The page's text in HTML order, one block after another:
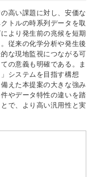
高い課題に対し、安価な
トルの時系列データを取
より発生前の兆候を短期
従来の化学分析や発生後
な現地監視につながる可
の意義も明確である。ま
システムを目指す構想
えた本提案の大きな強み
やデータ特性の違いを踏
で、より高い汎用性と実